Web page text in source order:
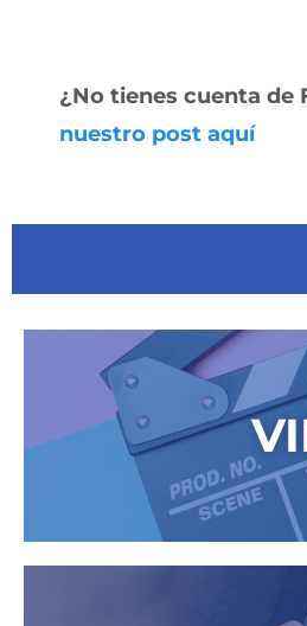
¿No tienes cuenta de
nuestro post aquí